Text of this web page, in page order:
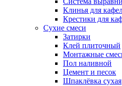
Клинья для
Крестики для
Сухие смеси
Затирки
Клей плиточный
Монтажные
Пол наливной
Цемент и песок
Шпаклёвка сухая